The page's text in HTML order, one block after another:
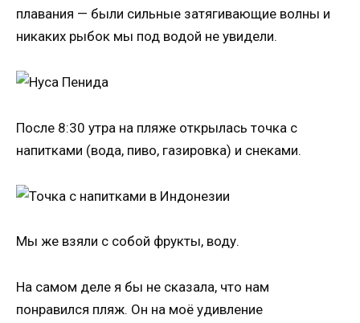
плавания — были сильные затягивающие волны и
никаких рыбок мы под водой не увидели.
После 8:30 утра на пляже открылась точка с
напитками (вода, пиво, газировка) и снеками.
Мы же взяли с собой фрукты, воду.
На самом деле я бы не сказала, что нам
понравился пляж. Он на моё удивление